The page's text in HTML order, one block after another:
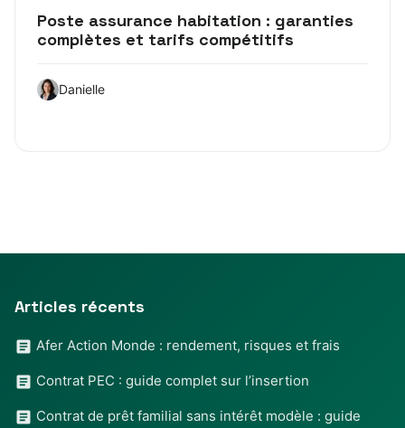
Poste assurance habitation : garanties
complètes et tarifs compétitifs
Danielle
Articles récents
Afer Action Monde : rendement, risques et frais
Contrat PEC : guide complet sur l’insertion
Contrat de prêt familial sans intérêt modèle : guide